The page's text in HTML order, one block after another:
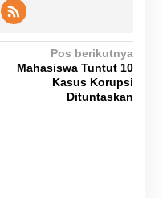
Pos berikutnya
Mahasiswa Tuntut 10
Kasus Korupsi
Dituntaskan